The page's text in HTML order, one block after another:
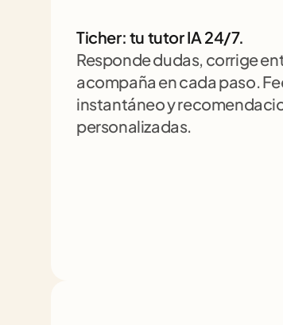
Ticher: tu tutor IA 24/7.
Responde dudas, corrige
acompaña en cada paso.
instantáneo y
personalizadas.